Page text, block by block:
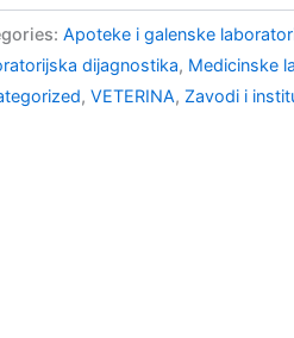
Apoteke i galenske
dijagnostika, Medicinske
, VETERINA, Zavodi i